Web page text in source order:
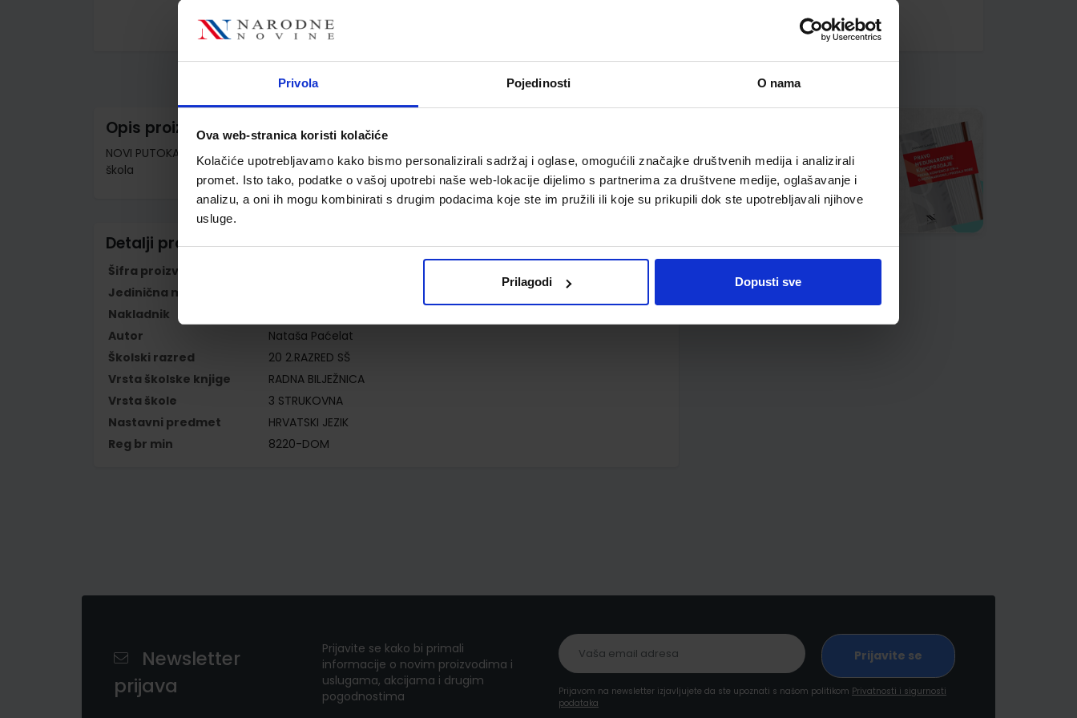
Privola Pojedinosti O nama
Ova web-stranica koristi kolačiće
Kolačiće upotrebljavamo kako bismo personalizirali sadržaj i oglase, omogućili značajke društvenih medija i analizirali
promet. Isto tako, podatke o vašoj upotrebi naše web-lokacije dijelimo s partnerima za društvene medije, oglašavanje i
analizu, a oni ih mogu kombinirati s drugim podacima koje ste im pružili ili koje su prikupili dok ste upotrebljavali njihove
usluge.
Prilagodi Dopusti sve
gallery
Opis proizvoda
NOVI PUTOKAZI 2; radna bilježnica za hrvatski jezik u drugom razredu trogodišnjih srednjih strukovnih
škola
Detalji proizvoda
Šifra proizvoda
Jedinična mjera
Nakladnik
Autor
Nataša Paćelat
Školski razred
20 2.RAZRED SŠ
Vrsta školske knjige
RADNA BILJEŽNICA
Vrsta škole
3 STRUKOVNA
Nastavni predmet
HRVATSKI JEZIK
Reg br min
8220-DOM
Newsletter
prijava
Prijavite se kako bi primali
informacije o novim proizvodima i
uslugama, akcijama i drugim
pogodnostima
Prijavom na newsletter izjavljujete da ste upoznati s našom politikom Privatnosti i sigurnosti
podataka